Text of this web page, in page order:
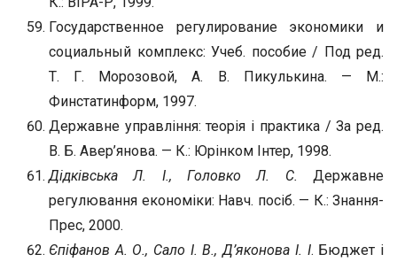
Государственное регулирование экономики и
социальный комплекс: Учеб. пособие / Под ред.
Т. Г. Морозовой, А. В. Пикулькина. — М.:
Финстатинформ, 1997.
Державне управління: теорія і практика / За ред.
В. Б. Авер’янова. — К.: Юрінком Інтер, 1998.
Дідківська Л. І., Головко Л. С. Державне
регулювання економіки: Навч. посіб. — К.: Знання-
Прес, 2000.
Єпіфанов А. О., Сало І. В., Д’яконова І. І. Бюджет і